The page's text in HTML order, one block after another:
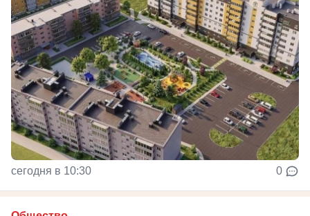
сегодня в 10:30 0